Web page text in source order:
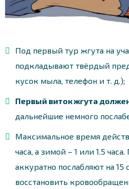
Под первый тур жгута на
подкладывают твёрдый
кусок мыла, телефон и т. д.);
Первый виток жгута
дальнейшие немного
Максимальное время
часа, а зимой – 1 или 1.5
аккуратно послабляют на 15
восстановить